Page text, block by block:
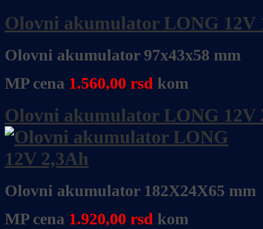
Olovni akumulator LONG 12V
Olovni akumulator 97x43x58 mm
MP cena 1.560,00 rsd kom
Olovni akumulator LONG 12V
Olovni akumulator 182X24X65 mm
MP cena 1.920,00 rsd kom